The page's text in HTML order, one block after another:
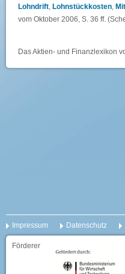
Lohndrift, Lohnstückkosten,
vom Oktober 2006, S. 36 ff.
Das Aktien- und Finanzlexikon
Impressum Datenschutz
Förderer